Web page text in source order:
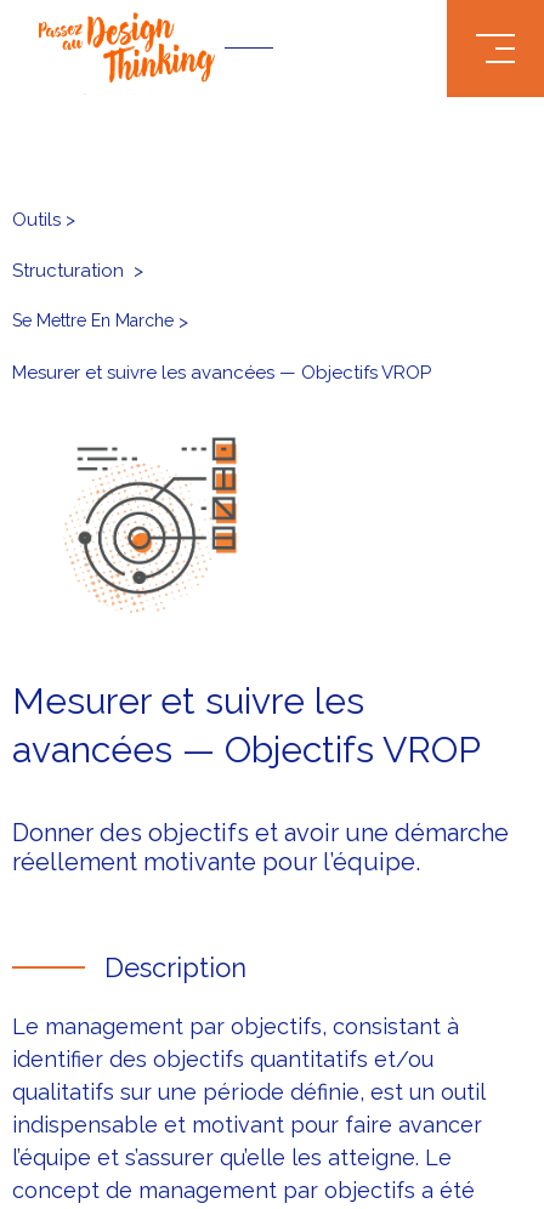
.truncate { white-space: nowrap; text-overflow: ellipsis; }
Outils >
Structuration >
Se Mettre En Marche >
Mesurer et suivre les avancées — Objectifs VROP
Mesurer et suivre les
avancées — Objectifs VROP
Donner des objectifs et avoir une démarche
réellement motivante pour l’équipe.
Description
Le management par objectifs, consistant à
identifier des objectifs quantitatifs et/ou
qualitatifs sur une période définie, est un outil
indispensable et motivant pour faire avancer
l’équipe et s’assurer qu’elle les atteigne. Le
concept de management par objectifs a été